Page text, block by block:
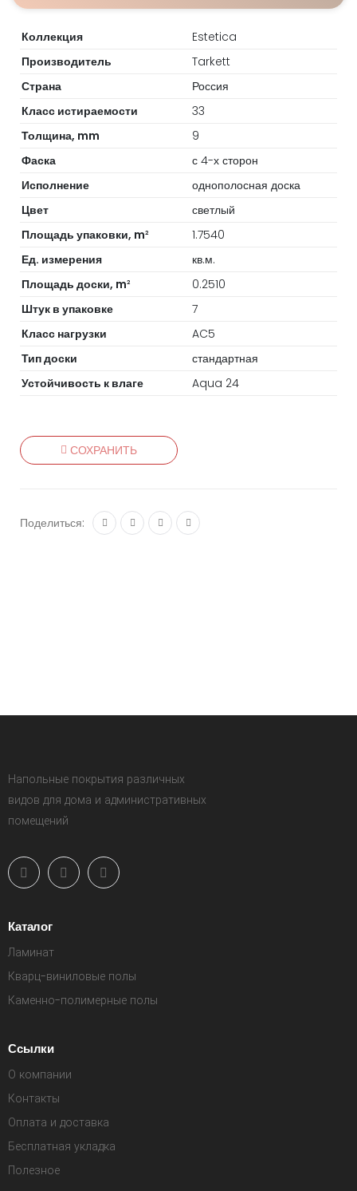
Коллекция
Estetica
Производитель
Tarkett
Страна
Россия
Класс истираемости
33
Толщина, mm
9
Фаска
с 4-х сторон
Исполнение
однополосная доска
Цвет
светлый
Площадь упаковки, m2
1.7540
Ед. измерения
кв.м.
Площадь доски, m2
0.2510
Штук в упаковке
7
Класс нагрузки
AC5
Тип доски
стандартная
Устойчивость к влаге
Aqua 24
СОХРАНИТЬ
Поделиться:
Напольные покрытия различных
видов для дома и административных
помещений
Каталог
Ламинат
Кварц-виниловые полы
Каменно-полимерные полы
Ссылки
О компании
Контакты
Оплата и доставка
Бесплатная укладка
Полезное